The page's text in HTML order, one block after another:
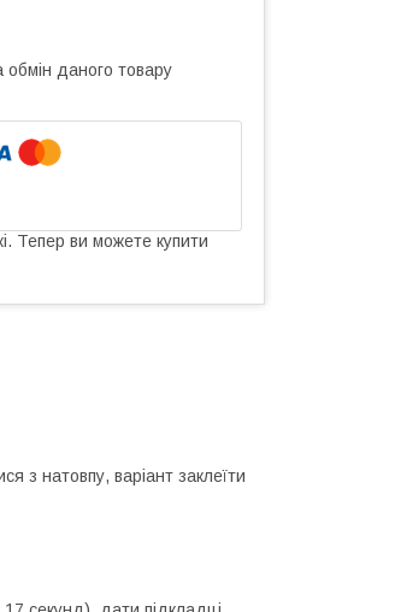
даного товару
Тепер ви можете купити
з натовпу, варіант заклеїти